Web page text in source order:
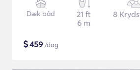
Dæk båd
21 ft
6 m
8
$459 /dag